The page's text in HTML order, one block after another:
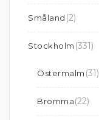
Småland (2)
Stockholm (331)
Östermalm (31)
Bromma(22)